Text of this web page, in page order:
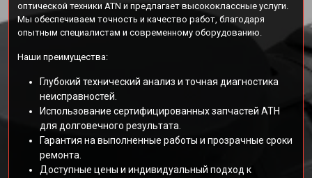
оптической техники ATN и предлагает высококлассные услуги.
Мы обеспечиваем точность и качество работ, благодаря
опытным специалистам и современному оборудованию.
Наши преимущества:
Глубокий технический анализ и точная диагностика
неисправностей.
Использование сертифицированных запчастей АТН
для долговечного результата.
Гарантия на выполненные работы и прозрачные сроки
ремонта.
Доступные цены и индивидуальный подход к